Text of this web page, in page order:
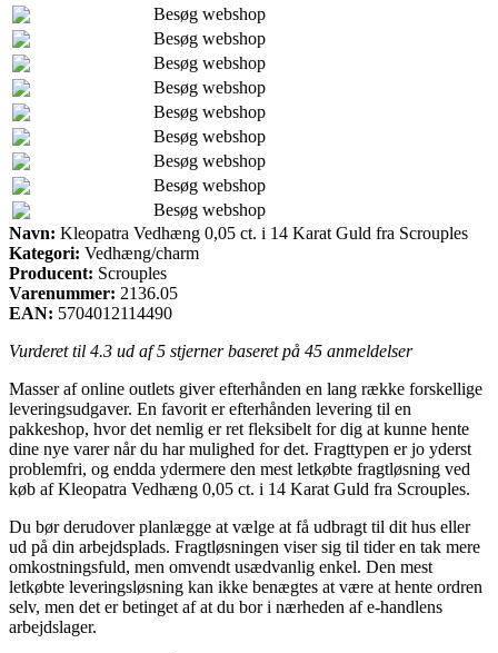
Besøg webshop
Besøg webshop
Besøg webshop
Besøg webshop
Besøg webshop
Besøg webshop
Besøg webshop
Besøg webshop
Besøg webshop
Navn: Kleopatra Vedhæng 0,05 ct. i 14 Karat Guld fra Scrouples
Kategori: Vedhæng/charm
Producent: Scrouples
Varenummer: 2136.05
EAN: 5704012114490
Vurderet til 4.3 ud af 5 stjerner baseret på 45 anmeldelser
Masser af online outlets giver efterhånden en lang række forskellige
leveringsudgaver. En favorit er efterhånden levering til en
pakkeshop, hvor det nemlig er ret fleksibelt for dig at kunne hente
dine nye varer når du har mulighed for det. Fragttypen er jo yderst
problemfri, og endda ydermere den mest letkøbte fragtløsning ved
køb af Kleopatra Vedhæng 0,05 ct. i 14 Karat Guld fra Scrouples.
Du bør derudover planlægge at vælge at få udbragt til dit hus eller
ud på din arbejdsplads. Fragtløsningen viser sig til tider en tak mere
omkostningsfuld, men omvendt usædvanlig enkel. Den mest
letkøbte leveringsløsning kan ikke benægtes at være at hente ordren
selv, men det er betinget af at du bor i nærheden af e-handlens
arbejdslager.